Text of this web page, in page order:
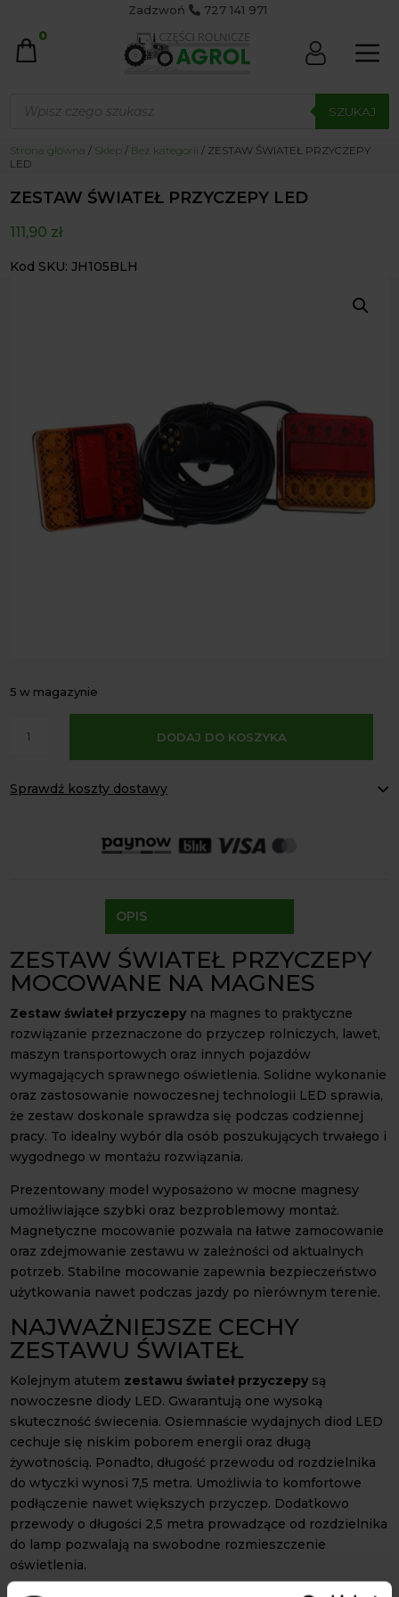
Zadzwoń 727 141 971
0
produktów SZUKAJ
Strona główna / Sklep / Bez kategorii / ZESTAW ŚWIATEŁ PRZYCZEPY
LED
ZESTAW ŚWIATEŁ PRZYCZEPY LED
111,90 zł
Kod SKU: JH105BLH
5 w magazynie
PRZYCZEPY
DODAJ DO KOSZYKA
t
e
Sprawdź koszty dostawy
Odbiór osobisty:Oblekoń 156a, 28-133 Pacanów
OPIS
ZESTAW ŚWIATEŁ PRZYCZEPY
MOCOWANE NA MAGNES
Zestaw świateł przyczepy na magnes to praktyczne
rozwiązanie przeznaczone do przyczep rolniczych, lawet,
maszyn transportowych oraz innych pojazdów
wymagających sprawnego oświetlenia. Solidne wykonanie
oraz zastosowanie nowoczesnej technologii LED sprawia,
że zestaw doskonale sprawdza się podczas codziennej
pracy. To idealny wybór dla osób poszukujących trwałego i
wygodnego w montażu rozwiązania.
Prezentowany model wyposażono w mocne magnesy
umożliwiające szybki oraz bezproblemowy montaż.
Magnetyczne mocowanie pozwala na łatwe zamocowanie
oraz zdejmowanie zestawu w zależności od aktualnych
potrzeb. Stabilne mocowanie zapewnia bezpieczeństwo
użytkowania nawet podczas jazdy po nierównym terenie.
NAJWAŻNIEJSZE CECHY
ZESTAWU ŚWIATEŁ
Kolejnym atutem zestawu świateł przyczepy są
nowoczesne diody LED. Gwarantują one wysoką
skuteczność świecenia. Osiemnaście wydajnych diod LED
cechuje się niskim poborem energii oraz długą
żywotnością. Ponadto, długość przewodu od rozdzielnika
do wtyczki wynosi 7,5 metra. Umożliwia to komfortowe
podłączenie nawet większych przyczep. Dodatkowo
przewody o długości 2,5 metra prowadzące od rozdzielnika
do lamp pozwalają na swobodne rozmieszczenie
oświetlenia.